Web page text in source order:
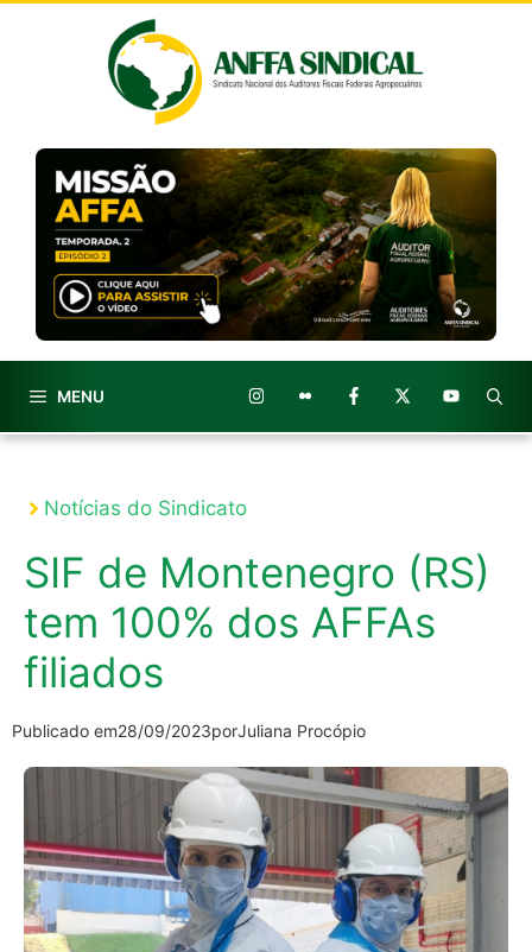
MENU
Notícias do Sindicato
SIF de Montenegro (RS)
tem 100% dos AFFAs
filiados
Publicado em28/09/2023porJuliana Procópio